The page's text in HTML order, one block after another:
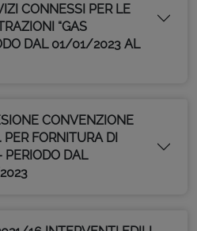
CONNESSI PER LE
“GAS
DAL 01/01/2023 AL
PER FORNITURA DI
PERIODO DAL